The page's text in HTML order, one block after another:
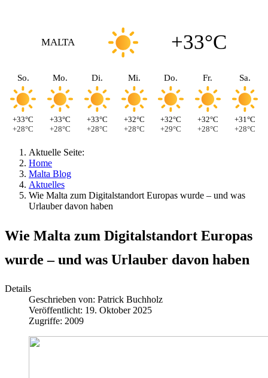
MALTA +33°C
So.
+33°C
+28°C
Mo.
+33°C
+28°C
Di.
+33°C
+28°C
Mi.
+32°C
+28°C
Do.
+32°C
+29°C
Fr.
+32°C
+28°C
Sa.
+31°C
+28°C
Aktuelle Seite:
Home
Malta Blog
Aktuelles
Wie Malta zum Digitalstandort Europas wurde – und was
Urlauber davon haben
Wie Malta zum Digitalstandort Europas
wurde – und was Urlauber davon haben
Details
Geschrieben von: Patrick Buchholz
Veröffentlicht: 19. Oktober 2025
Zugriffe: 2009